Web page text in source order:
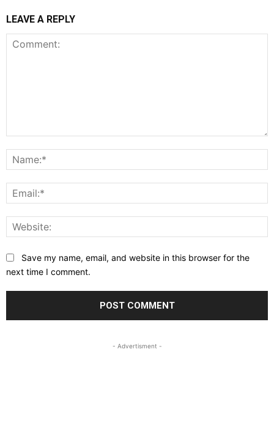
LEAVE A REPLY
Save my name, email, and website in this browser for the
next time I comment.
- Advertisment -